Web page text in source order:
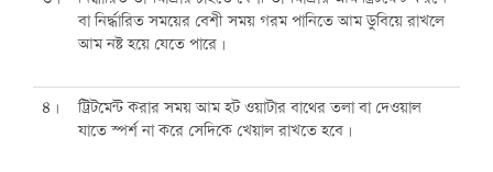
বা নির্দ্ধারিত সময়ের বেশী সময় গরম পানিতে আম ডুবিয়ে রাখলে
আম নষ্ট হয়ে যেতে পারে।
৪।
ট্রিটমেন্ট করার সময় আম হট ওয়াটার বাথের তলা বা দেওয়াল
যাতে স্পর্শ না করে সেদিকে খেয়াল রাখতে হবে।